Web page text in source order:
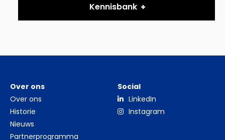
1
2
Kennisbank
Over ons
Over ons
Historie
Nieuws
Partnerprogramma
Social
LinkedIn
Instagram